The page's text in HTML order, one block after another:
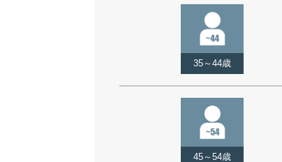
35～44歳
45～54歳